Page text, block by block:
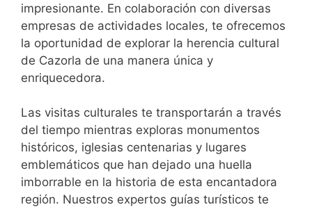
impresionante. En colaboración con diversas
empresas de actividades locales, te ofrecemos
la oportunidad de explorar la herencia cultural
de Cazorla de una manera única y
enriquecedora.
Las visitas culturales te transportarán a través
del tiempo mientras exploras monumentos
históricos, iglesias centenarias y lugares
emblemáticos que han dejado una huella
imborrable en la historia de esta encantadora
región. Nuestros expertos guías turísticos te